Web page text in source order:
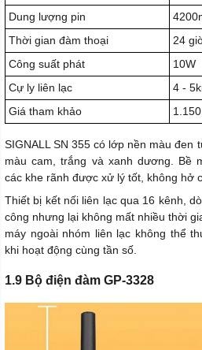
Dung lượng pin
Thời gian đàm thoại
24
Công suất phát
10W
Cự ly liên lạc
4 -
Giá tham khảo
SIGNALL SN 355 có lớp nền màu đen
màu cam, trắng và xanh dương. Bề
các khe rãnh được xử lý tốt, không hở
Thiết bị kết nối liên lạc qua 16 kênh,
công nhưng lại không mất nhiều thời
máy ngoài nhóm liên lạc không thể
khi hoạt động cùng tần số.
1.9 Bộ điện đàm GP-3328